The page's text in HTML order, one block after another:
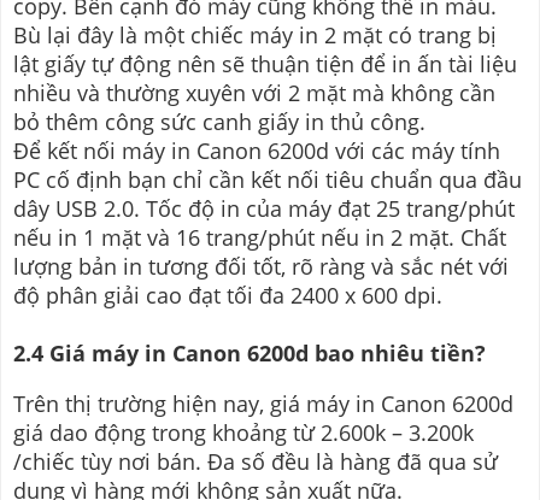
Bù lại đây là một chiếc máy in 2 mặt có trang bị
lật giấy tự động nên sẽ thuận tiện để in ấn tài liệu
nhiều và thường xuyên với 2 mặt mà không cần
bỏ thêm công sức canh giấy in thủ công.
Để kết nối máy in Canon 6200d với các máy tính
PC cố định bạn chỉ cần kết nối tiêu chuẩn qua đầu
dây USB 2.0. Tốc độ in của máy đạt 25 trang/phút
nếu in 1 mặt và 16 trang/phút nếu in 2 mặt. Chất
lượng bản in tương đối tốt, rõ ràng và sắc nét với
độ phân giải cao đạt tối đa 2400 x 600 dpi.
2.4 Giá máy in Canon 6200d bao nhiêu tiền?
Trên thị trường hiện nay, giá máy in Canon 6200d
giá dao động trong khoảng từ 2.600k – 3.200k
/chiếc tùy nơi bán. Đa số đều là hàng đã qua sử
dụng vì hàng mới không sản xuất nữa.